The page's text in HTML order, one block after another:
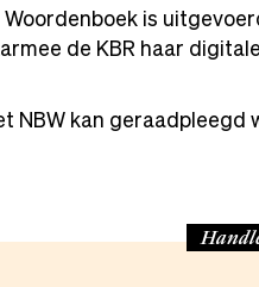
is
de KBR haar
NBW kan geraadpleegd